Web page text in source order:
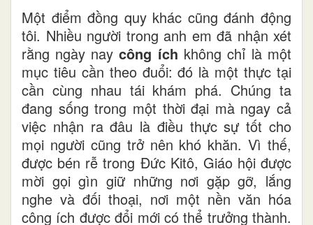
Một điểm đồng quy khác cũng đánh động
tôi. Nhiều người trong anh em đã nhận xét
rằng ngày naycông ích không chỉ là một
mục tiêu cần theo đuổi: đó là một thực tại
cần cùng nhau tái khám phá. Chúng ta
đang sống trong một thời đại mà ngay cả
việc nhận ra đâu là điều thực sự tốt cho
mọi người cũng trở nên khó khăn. Vì thế,
được bén rễ trong Đức Kitô, Giáo hội được
mời gọi gìn giữ những nơi gặp gỡ, lắng
nghe và đối thoại, nơi một nền văn hóa
công ích được đổi mới có thể trưởng thành.